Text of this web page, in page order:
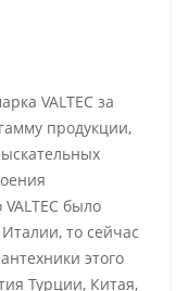
VALTEC за
продукции,
было
то сейчас
этого
Турции, Китая,